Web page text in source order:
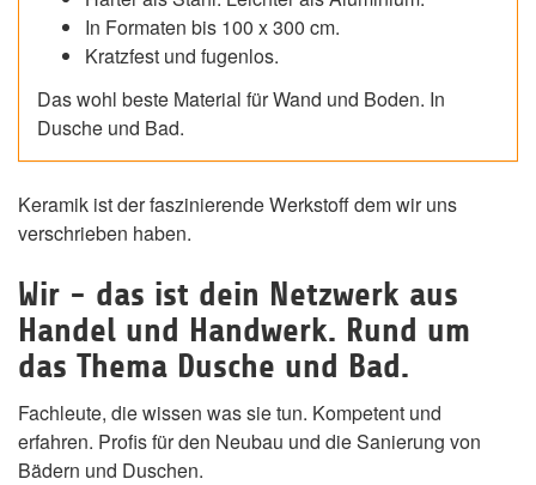
In Formaten bis 100 x 300 cm.
Kratzfest und fugenlos.
Das wohl beste Material für Wand und Boden. In
Dusche und Bad.
Keramik ist der faszinierende Werkstoff dem wir uns
verschrieben haben.
Wir - das ist dein Netzwerk aus
Handel und Handwerk. Rund um
das Thema Dusche und Bad.
Fachleute, die wissen was sie tun. Kompetent und
erfahren. Profis für den Neubau und die Sanierung von
Bädern und Duschen.